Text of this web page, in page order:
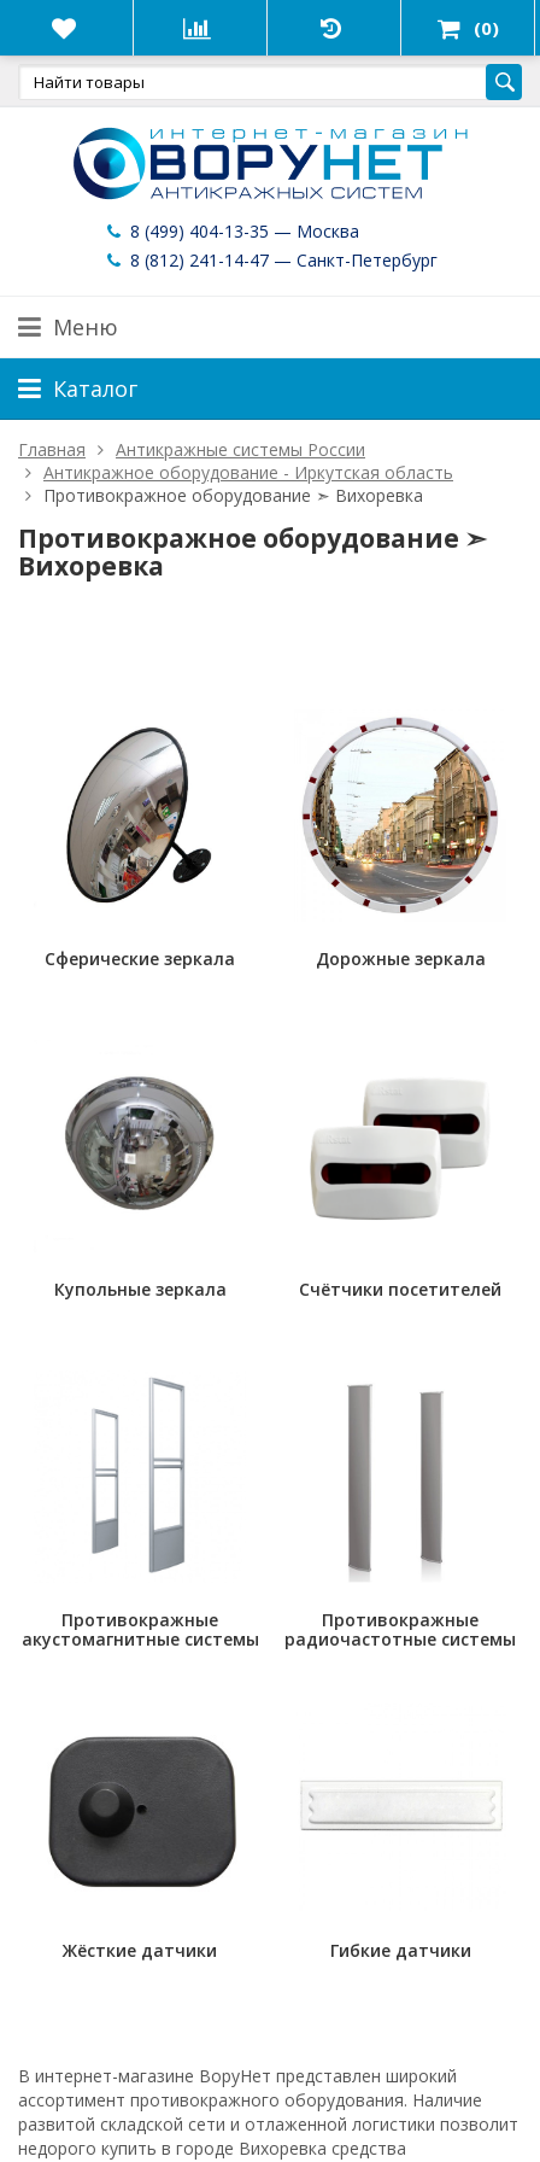
(0)
8 (499) 404-13-35 — Москва
8 (812) 241-14-47 — Санкт-Петербург
Меню
Каталог
Главная
Антикражные системы России
Антикражное оборудование - Иркутская область
Противокражное оборудование ➣ Вихоревка
Противокражное оборудование ➣
Вихоревка
Сферические зеркала Дорожные зеркала
Купольные зеркала Счётчики посетителей
Противокражные
акустомагнитные системы
Противокражные
радиочастотные системы
Жёсткие датчики Гибкие датчики
В интернет-магазине ВоруНет представлен широкий
ассортимент противокражного оборудования. Наличие
развитой складской сети и отлаженной логистики позволит
недорого купить в городе Вихоревка средства